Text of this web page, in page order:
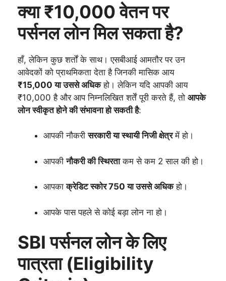
क्या ₹10,000 वेतन पर
पर्सनल लोन मिल सकता है?
हाँ, लेकिन कुछ शर्तों के साथ। एसबीआई आमतौर पर उन
आवेदकों को प्राथमिकता देता है जिनकी मासिक आय
₹15,000 या उससे अधिकहो। लेकिन यदि आपकी आय
₹10,000 है और आप निम्नलिखित शर्तें पूरी करते हैं, तो आपके
लोन स्वीकृत होने की संभावना हो सकती है:
आपकी नौकरीसरकारी या स्थायी निजी क्षेत्रमें हो।
आपकीनौकरी की स्थिरताकम से कम 2 साल की हो।
आपकाक्रेडिट स्कोर 750 या उससे अधिकहो।
आपके पास पहले से कोई बड़ा लोन ना हो।
SBI पर्सनल लोन के लिए
पात्रता (Eligibility